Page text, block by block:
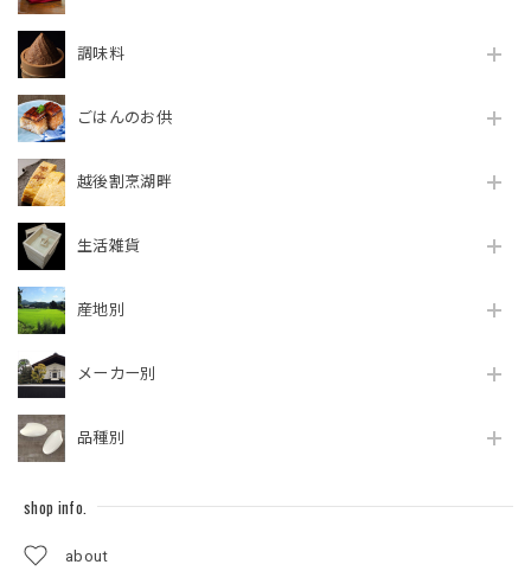
調味料
ごはんのお供
越後割烹湖畔
生活雑貨
産地別
メーカー別
品種別
shop info.
about